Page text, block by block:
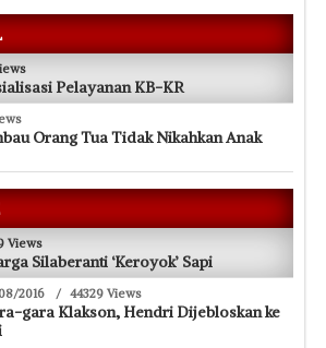
Pelayanan KB-KR
Orang Tua Tidak Nikahkan Anak
Views
Silaberanti ‘Keroyok’ Sapi
2016 / 44329 Views
gara Klakson, Hendri Dijebloskan ke